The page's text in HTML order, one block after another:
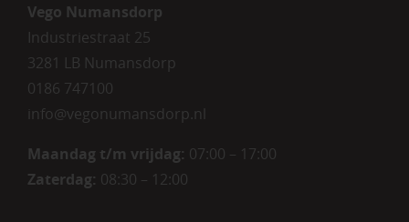
Vego Numansdorp
Industriestraat 25
3281 LB Numansdorp
0186 747100
info@vegonumansdorp.nl
Maandag t/m vrijdag: 07:00 – 17:00
Zaterdag: 08:30 – 12:00